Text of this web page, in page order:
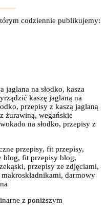
codziennie publikujemy:
jaglana na słodko, kasza
kaszę jaglaną na
przepisy z kaszą jaglaną
żurawiną, wegańskie
na słodko, przepisy z
przepisy, fit przepisy,
blog, fit przepisy blog,
przepisy ze zdjęciami,
darmowy
z poniższym